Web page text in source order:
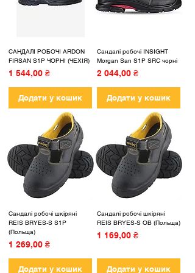
САНДАЛІ РОБОЧІ ARDON
FIRSAN S1P ЧОРНІ (ЧЕХІЯ)
Ціна
1 544,00 ₴
Додати у кошик
Сандалі робочі INSIGHT
Morgan San S1P SRC чорні
Ціна
2 044,00 ₴
Додати у кошик
Сандалі робочі шкіряні
REIS BRYES-S S1P
(Польща)
Ціна
1 269,00 ₴
Додати у кошик
Сандалі робочі шкіряні
REIS BRYES-S OB (Польща)
Ціна
1 169,00 ₴
Додати у кошик